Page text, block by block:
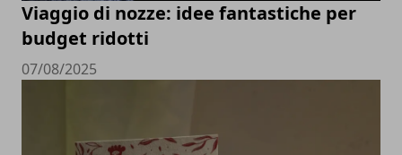
Viaggio di nozze: idee fantastiche per
budget ridotti
07/08/2025